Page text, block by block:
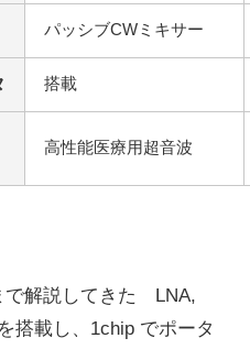
パッシブCWミキサー
搭載
高性能医療用超音波
で解説してきた LNA,
搭載し、1chip でポータ